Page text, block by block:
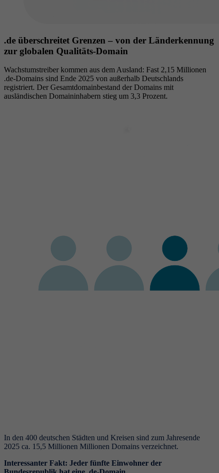
.de überschreitet Grenzen – von der Länderkennung
zur globalen Qualitäts-Domain
Wachstumstreiber kommen aus dem Ausland: Fast 2,15 Millionen
.de-Domains sind Ende 2025 von außerhalb Deutschlands
registriert. Der Gesamtdomainbestand der Domains mit
ausländischen Domaininhabern stieg um 3,3 Prozent.
In den 400 deutschen Städten und Kreisen sind zum Jahresende
2025 ca. 15,5 Millionen Millionen Domains verzeichnet.
Interessanter Fakt: Jeder fünfte Einwohner der